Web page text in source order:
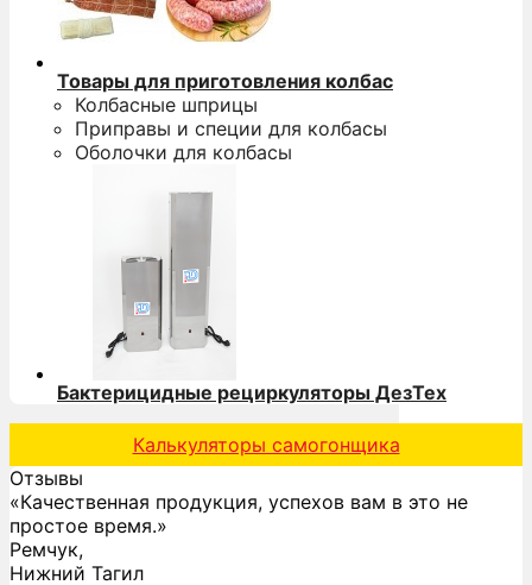
Товары для приготовления колбас
Колбасные шприцы
Приправы и специи для колбасы
Оболочки для колбасы
Бактерицидные рециркуляторы ДезТех
Калькуляторы самогонщика
Отзывы
«Качественная продукция, успехов вам в это не
простое время.»
Ремчук,
Нижний Тагил